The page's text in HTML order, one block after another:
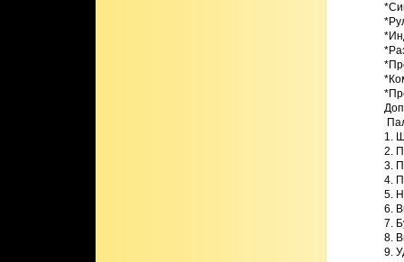
1.
2.
3.
4.
5.
6.
7.
8.
9.